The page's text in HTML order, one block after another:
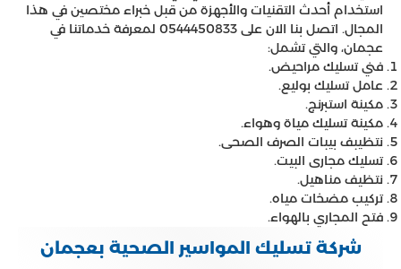
استخدام أحدث التقنيات والأجهزة من قبل خبراء مختصين في هذا
المجال. اتصل بنا الان على 0544450833 لمعرفة خدماتنا في
عجمان، والتي تشمل:
فني تسليك مراحيض.
عامل تسليك بوليع.
مكينة استبرنج.
مكينة تسليك مياة وهواء.
نتظيبف بيبات الصرف الصحى.
تسليك مجارى البيت.
نتظيف مناهيل.
تركيب مضخات مياه.
فتح المجاري بالهواء.
شركة تسليك المواسير الصحية بعجمان